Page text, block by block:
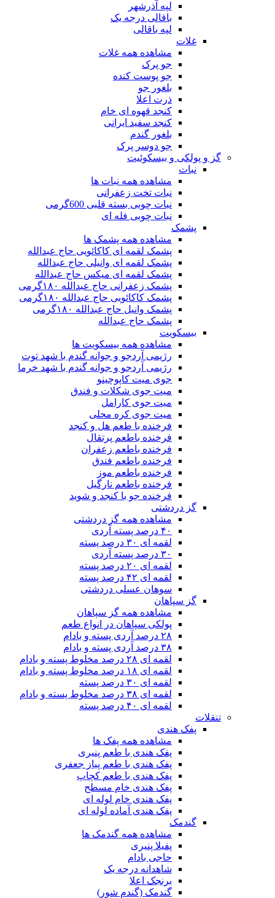
لپه آذرشهر
باقالی درجه یک
لپه باقالی
غلات
مشاهده همه غلات
جو پرک
جو پوست کنده
بلغور جو
ذرت اعلا
کنجد قهوه ای خام
کنجد سفید ایرانی
بلغور گندم
جو دوسر پرک
گز و پولکی و بیسکوئیت
نبات
مشاهده همه نبات ها
نبات تخت زعفرانی
نبات چوبی بسته قلبی 600گرمی
نبات چوبی فله ای
پشمک
مشاهده همه پشمک ها
پشمک لقمه ای کاکائویی حاج عبدالله
پشمک لقمه ای وانیلی حاج عبدالله
پشمک لقمه ای میکس حاج عبدالله
پشمک زعفرانی حاج عبدالله ۱۸۰گرمی
پشمک کاکائویی حاج عبدالله ۱۸۰گرمی
پشمک وانیل حاج عبدالله ۱۸۰گرمی
پشمک حاج عبدالله
بیسکویت
مشاهده همه بیسکویت ها
رژیمی آردجو و جوانه گندم با شهد توت
رژیمی آردجو و جوانه گندم با شهد خرما
جوی میت کاپوچینو
میت جوی شکلات و فندق
میت جوی کارامل
میت جوی کره محلی
فرخنده با طعم هل و کنجد
فرخنده باطعم پرتقال
فرخنده باطعم زعفران
فرخنده باطعم فندق
فرخنده باطعم موز
فرخنده باطعم نارگیل
فرخنده جو با کنجد و شوید
گز دردشتی
مشاهده همه گز دردشتی
۴۰ درصد پسته آردی
لقمه ای ۳۰ درصد پسته
۳۰ درصد پسته آردی
لقمه ای ۲۰ درصد پسته
لقمه ای ۴۲ درصد پسته
سوهان عسلی دردشتی
گز سپاهان
مشاهده همه گز سپاهان
پولکی سپاهان در انواع طعم
۲۸ درصد آردی پسته و بادام
۳۸ درصد آردی پسته و بادام
لقمه ای ۲۸ درصد مخلوط پسته و بادام
لقمه ای ۱۸ درصد مخلوط پسته و بادام
لقمه ای ۳۰ درصد پسته
لقمه ای ۳۸ درصد مخلوط پسته و بادام
لقمه ای ۴۰ درصد پسته
تنقلات
پفک هندی
مشاهده همه پفک ها
پفک هندی با طعم پنیری
پفک هندی با طعم پیاز جعفری
پفک هندی با طعم کچاپ
پفک هندی خام مسطح
پفک هندی خام لوله ای
پفک هندی آماده لوله ای
گندمک
مشاهده همه گندمک ها
پفیلا پنیری
حاجی بادام
شاهدانه درجه یک
برنجک اعلا
گندمک (گندم شور)